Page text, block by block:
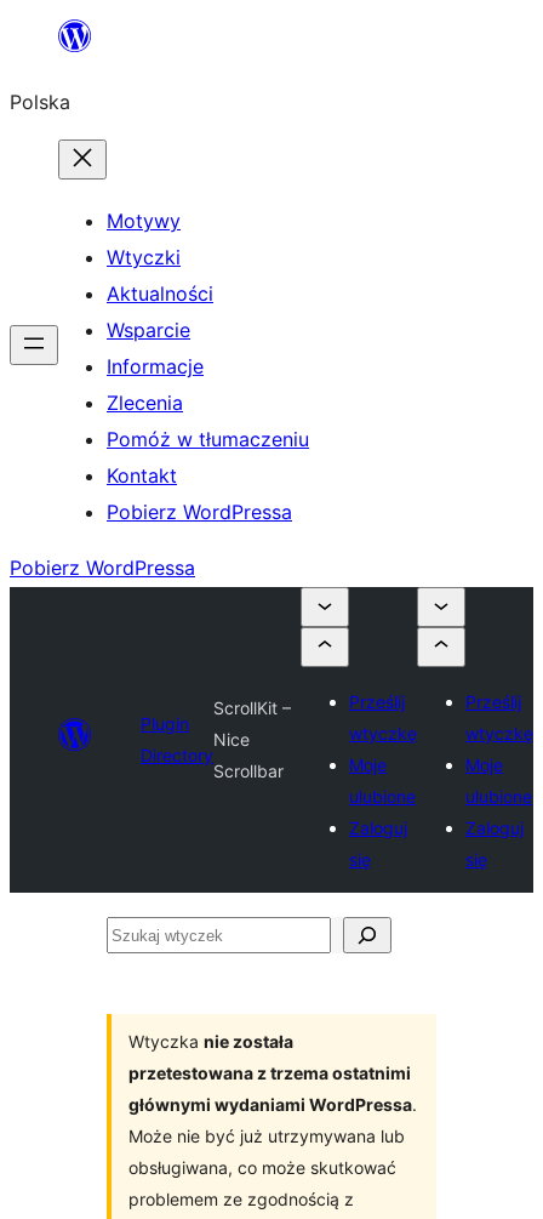
Przejdź
treści
Polska
Motywy
Wtyczki
Aktualności
Wsparcie
Informacje
Zlecenia
Pomóż w tłumaczeniu
Kontakt
Pobierz WordPressa
Pobierz WordPressa
Plugin
Directory
ScrollKit –
Nice
Scrollbar
Prześlij
wtyczkę
Moje
ulubione
Zaloguj
się
Prześlij
wtyczkę
Moje
ulubione
Zaloguj
się
Szukaj
Wtyczka nie została
przetestowana z trzema ostatnimi
głównymi wydaniami WordPressa.
Może nie być już utrzymywana lub
obsługiwana, co może skutkować
problemem ze zgodnością z